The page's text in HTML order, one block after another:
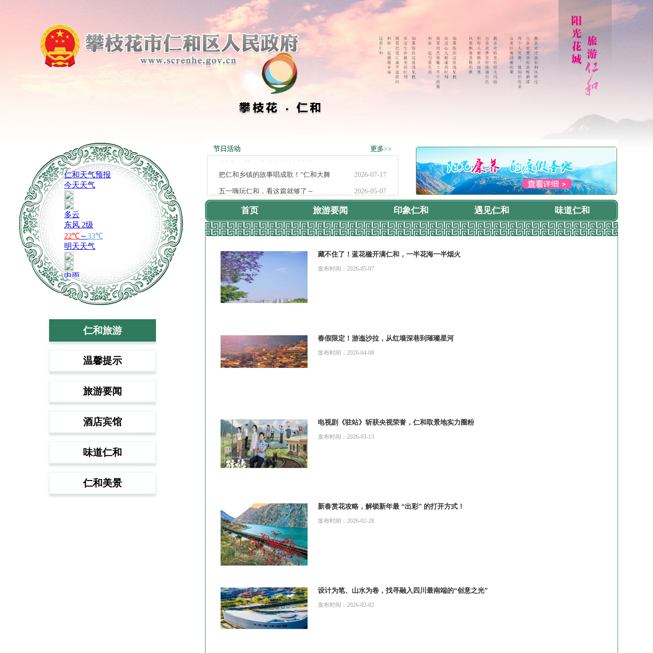
仁和旅游
温馨提示
旅游要闻
酒店宾馆
味道仁和
仁和美景
节日活动 更多>>
2026-07-27
“舞”力全开！“仁和大舞台”舞蹈组
把仁和乡镇的故事唱成歌！“仁和大舞
五一嗨玩仁和，看这篇就够了～
2026-04-30
急急急！福田蓝莓采摘节要来了，全家
2026-04-08
欢歌不息、热度不减，迤沙拉姊妹节带
2026-03-13
元宵夜，抬头看红月亮
2026-02-28
春天第一场约会，安排！乌拉桃花节等
2026-02-02
以万千“红”点亮仁和年味
“舞”力全开！“仁和大舞台”舞蹈组
把仁和乡镇的故事唱成歌！“仁和大舞
首页 旅游要闻 印象仁和 遇见仁和 味道仁和
藏不住了！蓝花楹开满仁和，一半花海一半烟火
发布时间：2026-05-07
春假限定！游迤沙拉，从红墙深巷到璀璨星河
发布时间：2026-04-08
电视剧《驻站》斩获央视荣誉，仁和取景地实力圈粉
发布时间：2026-03-13
新春赏花攻略，解锁新年最 “出彩” 的打开方式！
发布时间：2026-02-28
设计为笔、山水为卷，找寻融入四川最南端的“创意之光”
发布时间：2026-02-02